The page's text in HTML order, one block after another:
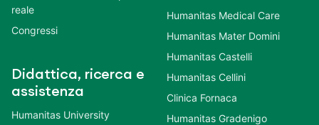
reale
Congressi
Didattica, ricerca e
assistenza
Humanitas University
Humanitas Medical Care
Humanitas Mater Domini
Humanitas Castelli
Humanitas Cellini
Clinica Fornaca
Humanitas Gradenigo